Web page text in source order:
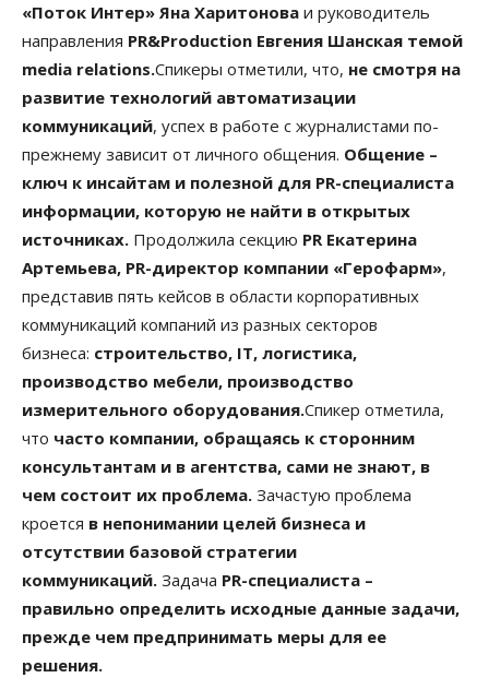
«Поток Интер» Яна Харитонова и руководитель
направления PR&Production Евгения Шанская темой
media relations.Спикеры отметили, что, не смотря на
развитие технологий автоматизации
коммуникаций, успех в работе с журналистами по-
прежнему зависит от личного общения. Общение –
ключ к инсайтам и полезной для PR-специалиста
информации, которую не найти в открытых
источниках. Продолжила секцию PR Екатерина
Артемьева, PR-директор компании «Герофарм»,
представив пять кейсов в области корпоративных
коммуникаций компаний из разных секторов
бизнеса: строительство, IT, логистика,
производство мебели, производство
измерительного оборудования.Спикер отметила,
что часто компании, обращаясь к сторонним
консультантам и в агентства, сами не знают, в
чем состоит их проблема. Зачастую проблема
кроется в непонимании целей бизнеса и
отсутствии базовой стратегии
коммуникаций. Задача PR-специалиста –
правильно определить исходные данные задачи,
прежде чем предпринимать меры для ее
решения.